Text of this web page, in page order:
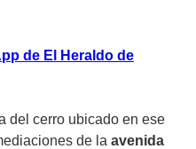
de El Heraldo de
del cerro ubicado en ese
de la avenida